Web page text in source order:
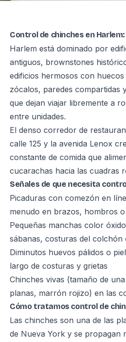
Control de chinches en
Harlem está dominado por
antiguos, brownstones
edificios hermosos con
zócalos, paredes compartidas
que dejan viajar libremente a
entre unidades.
El denso corredor de
calle 125 y la avenida Lenox
constante de comida que
cucarachas hacia las cuadras
Señales de que necesita
Picaduras con comezón en
menudo en brazos, hombros
Pequeñas manchas color
sábanas, costuras del colchón
Diminutos huevos pálidos o
largo de costuras y grietas
Chinches vivas (tamaño de
planas, marrón rojizo) en las
Cómo tratamos control de
Las chinches son una de las
de Nueva York y se propagan